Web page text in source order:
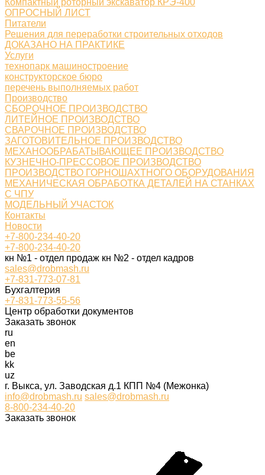
Компактный роторный экскаватор КРЭ-400
ОПРОСНЫЙ ЛИСТ
Питатели
Решения для переработки строительных отходов
ДОКАЗАНО НА ПРАКТИКЕ
Услуги
технопарк машиностроение
конструкторское бюро
перечень выполняемых работ
Производство
СБОРОЧНОЕ ПРОИЗВОДСТВО
ЛИТЕЙНОЕ ПРОИЗВОДСТВО
СВАРОЧНОЕ ПРОИЗВОДСТВО
ЗАГОТОВИТЕЛЬНОЕ ПРОИЗВОДСТВО
МЕХАНООБРАБАТЫВАЮЩЕЕ ПРОИЗВОДСТВО
КУЗНЕЧНО-ПРЕССОВОЕ ПРОИЗВОДСТВО
ПРОИЗВОДСТВО ГОРНОШАХТНОГО ОБОРУДОВАНИЯ
МЕХАНИЧЕСКАЯ ОБРАБОТКА ДЕТАЛЕЙ НА СТАНКАХ
С ЧПУ
МОДЕЛЬНЫЙ УЧАСТОК
Контакты
Новости
+7-800-234-40-20
+7-800-234-40-20
кн №1 - отдел продаж кн №2 - отдел кадров
sales@drobmash.ru
+7-831-773-07-81
Бухгалтерия
+7-831-773-55-56
Центр обработки документов
Заказать звонок
ru
en
be
kk
uz
г. Выкса, ул. Заводская д.1 КПП №4 (Межонка)
info@drobmash.ru sales@drobmash.ru
8-800-234-40-20
Заказать звонок